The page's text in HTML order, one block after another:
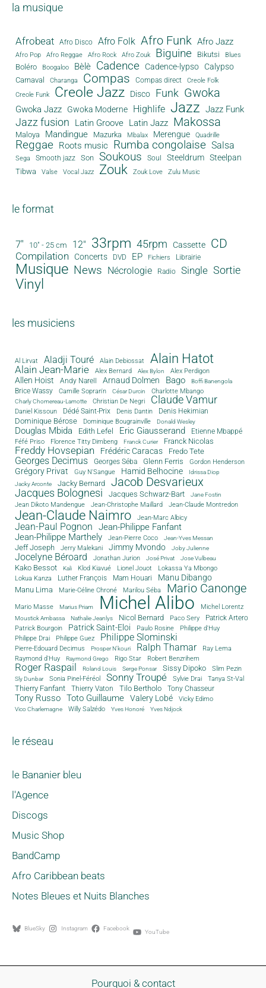
la musique
Afrobeat Afro Disco Afro Folk Afro Funk Afro Jazz
Afro Pop Afro Reggae Afro Rock Afro Zouk Biguine Bikutsi Blues
Boléro Boogaloo Bèlè Cadence Cadence-lypso Calypso
Carnaval Charanga Compas Compas direct
Creole Folk
Creole Funk
Creole Jazz Disco Funk Gwoka
Gwoka Jazz Gwoka Moderne Highlife Jazz Jazz Funk
Jazz fusion Latin Groove Latin Jazz Makossa
Maloya Mandingue Mazurka Mbalax Merengue Quadrille
Reggae Roots music Rumba congolaise Salsa
Sega Smooth jazz Son Soukous Soul Steeldrum Steelpan
Tibwa Valse Vocal Jazz Zouk Zouk Love Zulu Music
le format
7" 10" - 25 cm 12" 33rpm 45rpm Cassette CD
Compilation Concerts DVD EP Fichiers Librairie
Musique News Nécrologie Radio Single Sortie
Vinyl
les musiciens
Al Lirvat Aladji Touré Alain Debiossat Alain Hatot
Alain Jean-Marie Alex Bernard Alex Bylon Alex Perdigon
Allen Hoist Andy Narell Arnaud Dolmen Bago Boffi Banengola
Brice Wassy Camille Sopran'n César Durcin Charlotte Mbango
Charly Chomereau-Lamotte Christian De Negri Claude Vamur
Daniel Kissoun Dédé Saint-Prix Denis Dantin Denis Hekimian
Dominique Bérose Dominique Bougrainville Donald Wesley
Douglas Mbida Edith Lefel Eric Giausserand Etienne Mbappé
Féfé Priso Florence Titty Dimbeng Franck Curier Franck Nicolas
Freddy Hovsepian Frédéric Caracas Fredo Tete
Georges Decimus Georges Séba Glenn Ferris Gordon Henderson
Grégory Privat Guy N'Sangue Hamid Belhocine
Idrissa Diop
Jacky Arconte
Jacky Bernard Jacob Desvarieux
Jacques Bolognesi Jacques Schwarz-Bart Jane Fostin
Jean Dikoto Mandengue Jean-Christophe Maillard Jean-Claude Montredon
Jean-Claude Naimro Jean-Marc Albicy
Jean-Paul Pognon
Jean-Philippe Fanfant
Jean-Philippe Marthely
Jean-Pierre Coco Jean-Yves Messan
Jeff Joseph Jerry Malekani Jimmy Mvondo Joby Julienne
Jocelyne Béroard Jonathan Jurion José Privat Jose Vulbeau
Kako Bessot Kali Klod Kiavué Lionel Jouot
Lokassa Ya Mbongo
Lokua Kanza
Luther François Mam Houari Manu Dibango
Manu Lima Marie-Céline Chroné Marilou Séba Mario Canonge
Mario Masse Marius Priam Michel Alibo Michel Lorentz
Moustick Ambassa Nathalie Jeanlys Nicol Bernard Paco Sery
Patrick Artero
Patrick Bourgoin
Patrick Saint-Eloi Paulo Rosine
Philippe d'Huy
Philippe Drai
Philippe Guez Philippe Slominski
Pierre-Edouard Decimus Prosper N'kouri Ralph Thamar
Ray Lema
Raymond d'Huy
Raymond Grego Rigo Star Robert Benzrihem
Roger Raspail Roland Louis Serge Ponsar Sissy Dipoko Slim Pezin
Sly Dunbar Sonia Pinel-Féréol Sonny Troupé Sylvie Drai Tanya St-Val
Thierry Fanfant Thierry Vaton Tilo Bertholo Tony Chasseur
Tony Russo Toto Guillaume Valery Lobé Vicky Edimo
Vico Charlemagne Willy Salzédo Yves Honoré Yves Ndjock
le réseau
le Bananier bleu
l'Agence
Discogs
Music Shop
BandCamp
Afro Caribbean beats
Notes Bleues et Nuits Blanches
BlueSky Instagram Facebook YouTube
Pourquoi & contact